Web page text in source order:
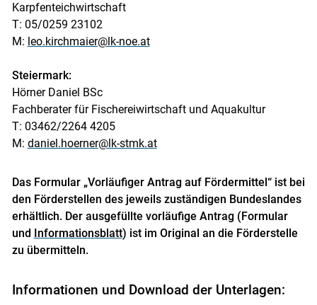
Karpfenteichwirtschaft
T: 05/0259 23102
M: leo.kirchmaier@lk-noe.at
Steiermark:
Hörner Daniel BSc
Fachberater für Fischereiwirtschaft und Aquakultur
T: 03462/2264 4205
M: daniel.hoerner@lk-stmk.at
Das Formular „Vorläufiger Antrag auf Fördermittel“ ist bei
den Förderstellen des jeweils zuständigen Bundeslandes
erhältlich. Der ausgefüllte vorläufige Antrag (Formular
und Informationsblatt) ist im Original an die Förderstelle
zu übermitteln.
Informationen und Download der Unterlagen: